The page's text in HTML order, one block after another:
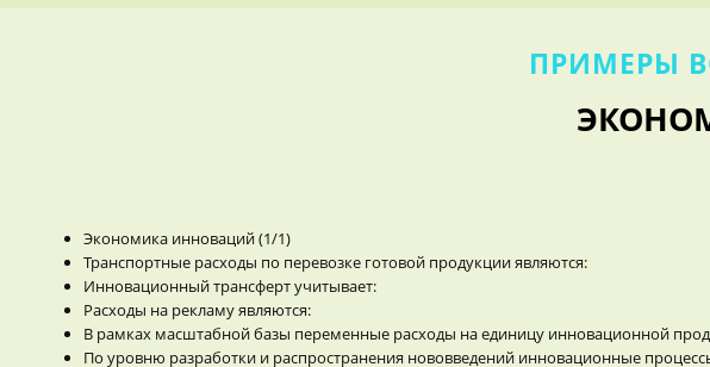
ПРИМЕРЫ
Экономика инноваций (1/1)
Транспортные расходы по перевозке готовой продукции являются:
Инновационный трансферт учитывает:
Расходы на рекламу являются:
В рамках масштабной базы переменные расходы на единицу инновационной
По уровню разработки и распространения нововведений инновационные